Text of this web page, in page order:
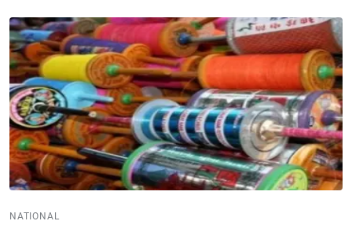
NATIONAL